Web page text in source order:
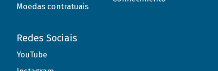
Moedas contratuais
Redes Sociais
YouTube